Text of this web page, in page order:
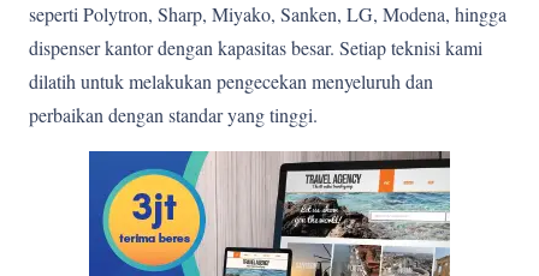
seperti Polytron, Sharp, Miyako, Sanken, LG, Modena, hingga
dispenser kantor dengan kapasitas besar. Setiap teknisi kami
dilatih untuk melakukan pengecekan menyeluruh dan
perbaikan dengan standar yang tinggi.